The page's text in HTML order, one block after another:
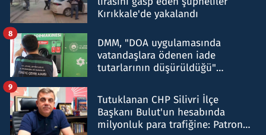
Kırıkkale'de yakalandı
DMM, "DOA uygulamasında
vatandaşlara ödenen iade
tutarlarının düşürüldüğü"
8
Tutuklanan CHP Silivri İlçe
Başkanı Bulut'un hesabında
milyonluk para trafiğine: Patron
9